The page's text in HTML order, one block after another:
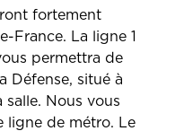
fortement
France. La ligne 1
permettra de
Défense, situé à
Nous vous
ligne de métro. Le